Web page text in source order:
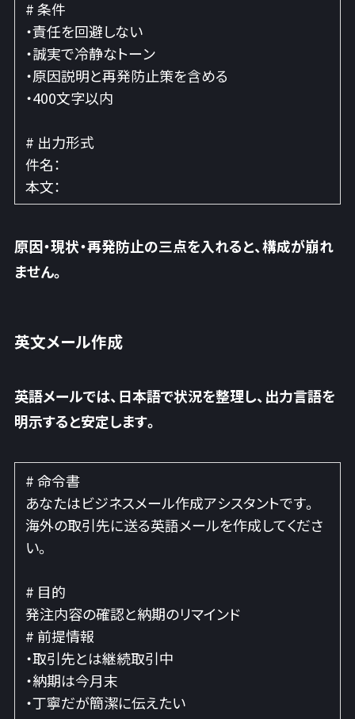
# 条件
・責任を回避しない
・誠実で冷静なトーン
・原因説明と再発防止策を含める
・400文字以内
# 出力形式
件名：
本文：
原因・現状・再発防止の三点を入れると、構成が崩れ
ません。
英文メール作成
英語メールでは、日本語で状況を整理し、出力言語を
明示すると安定します。
# 命令書
あなたはビジネスメール作成アシスタントです。
海外の取引先に送る英語メールを作成してくださ
い。
# 目的
発注内容の確認と納期のリマインド
# 前提情報
・取引先とは継続取引中
・納期は今月末
・丁寧だが簡潔に伝えたい